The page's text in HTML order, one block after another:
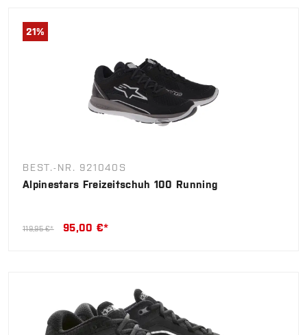
21%
BEST.-NR. 921040S
Alpinestars Freizeitschuh 100 Running
119,95 €* 95,00 €*